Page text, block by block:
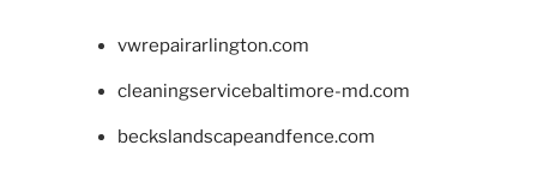
vwrepairarlington.com
cleaningservicebaltimore-md.com
beckslandscapeandfence.com